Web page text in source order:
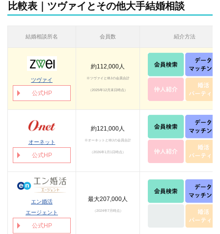
比較表｜ツヴァイとその他大手結婚相談
結婚相談所名 会員数 紹介方法
ツヴァイ
公式HP
約112,000人
※ツヴァイとIBJの会員合計
（2025年12月末日時点）
オーネット
公式HP
約121,000人
※オーネットとIBJの会員合計
（2026年1月1日時点）
エン婚活
エージェント
公式HP
最大207,000人
（2024年7月時点）